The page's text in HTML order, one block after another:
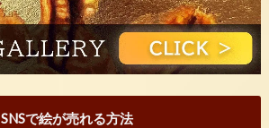
SNSで絵が売れる方法